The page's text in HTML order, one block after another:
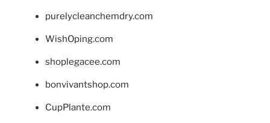
purelycleanchemdry.com
WishOping.com
shoplegacee.com
bonvivantshop.com
CupPlante.com